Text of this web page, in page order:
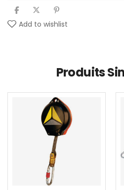
Add to wishlist
Produits